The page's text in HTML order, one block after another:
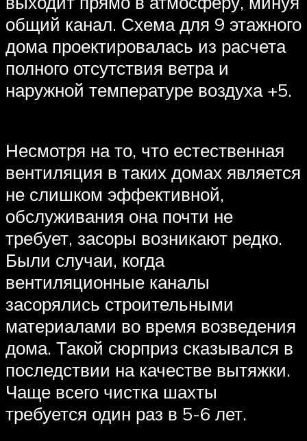
общий канал. Схема для 9 этажного
дома проектировалась из расчета
полного отсутствия ветра и
наружной температуре воздуха +5.
Несмотря на то, что естественная
вентиляция в таких домах является
не слишком эффективной,
обслуживания она почти не
требует, засоры возникают редко.
Были случаи, когда
вентиляционные каналы
засорялись строительными
материалами во время возведения
дома. Такой сюрприз сказывался в
последствии на качестве вытяжки.
Чаще всего чистка шахты
требуется один раз в 5-6 лет.